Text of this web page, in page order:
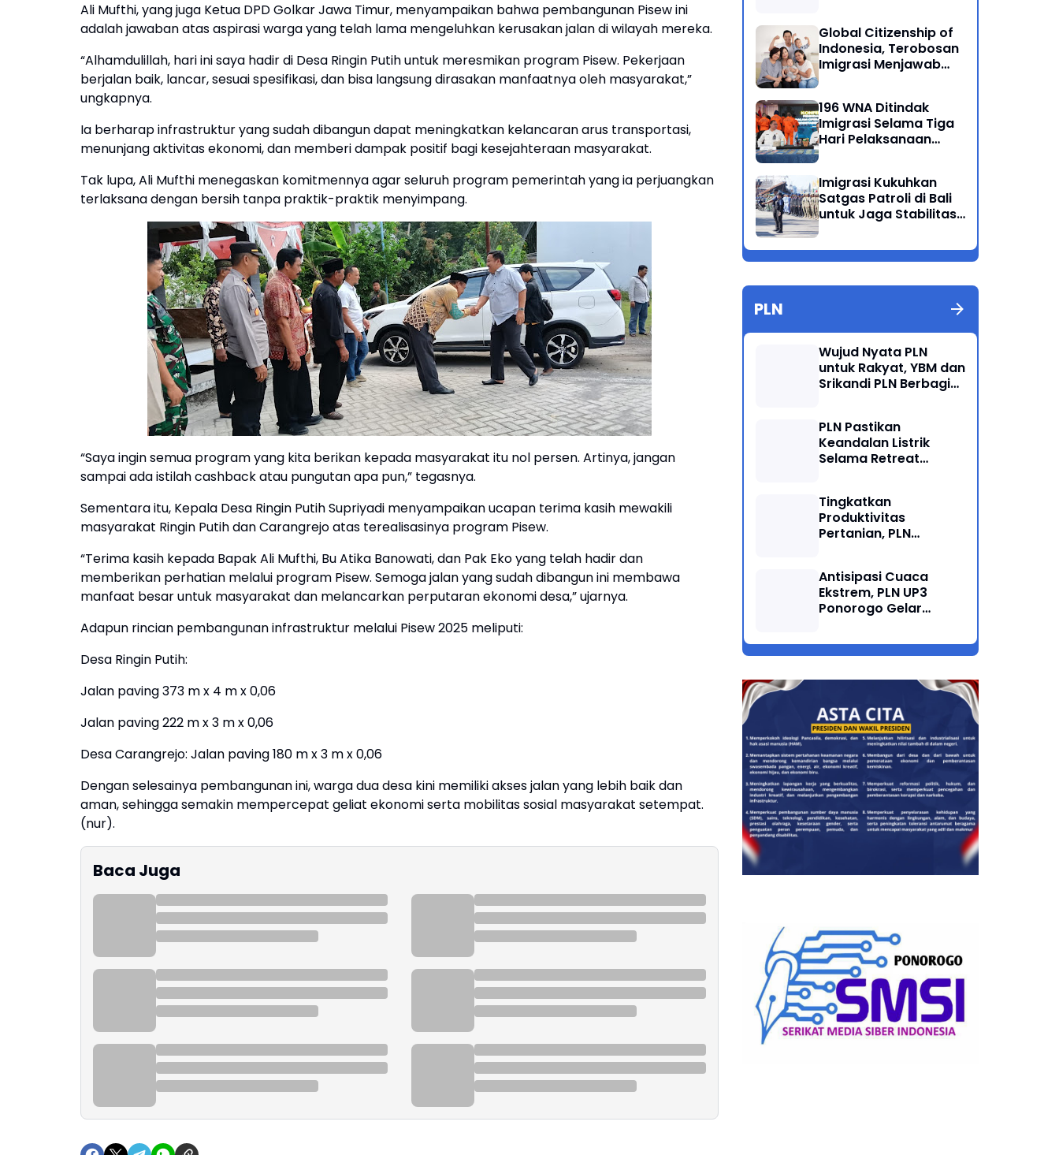
Ali Mufthi, yang juga Ketua DPD Golkar Jawa Timur, menyampaikan bahwa pembangunan Pisew ini
adalah jawaban atas aspirasi warga yang telah lama mengeluhkan kerusakan jalan di wilayah mereka.
“Alhamdulillah, hari ini saya hadir di Desa Ringin Putih untuk meresmikan program Pisew. Pekerjaan
berjalan baik, lancar, sesuai spesifikasi, dan bisa langsung dirasakan manfaatnya oleh masyarakat,”
ungkapnya.
Ia berharap infrastruktur yang sudah dibangun dapat meningkatkan kelancaran arus transportasi,
menunjang aktivitas ekonomi, dan memberi dampak positif bagi kesejahteraan masyarakat.
Tak lupa, Ali Mufthi menegaskan komitmennya agar seluruh program pemerintah yang ia perjuangkan
terlaksana dengan bersih tanpa praktik-praktik menyimpang.
“Saya ingin semua program yang kita berikan kepada masyarakat itu nol persen. Artinya, jangan
sampai ada istilah cashback atau pungutan apa pun,” tegasnya.
Sementara itu, Kepala Desa Ringin Putih Supriyadi menyampaikan ucapan terima kasih mewakili
masyarakat Ringin Putih dan Carangrejo atas terealisasinya program Pisew.
“Terima kasih kepada Bapak Ali Mufthi, Bu Atika Banowati, dan Pak Eko yang telah hadir dan
memberikan perhatian melalui program Pisew. Semoga jalan yang sudah dibangun ini membawa
manfaat besar untuk masyarakat dan melancarkan perputaran ekonomi desa,” ujarnya.
Adapun rincian pembangunan infrastruktur melalui Pisew 2025 meliputi:
Desa Ringin Putih:
Jalan paving 373 m x 4 m x 0,06
Jalan paving 222 m x 3 m x 0,06
Desa Carangrejo: Jalan paving 180 m x 3 m x 0,06
Dengan selesainya pembangunan ini, warga dua desa kini memiliki akses jalan yang lebih baik dan
aman, sehingga semakin mempercepat geliat ekonomi serta mobilitas sosial masyarakat setempat.
(nur).
Baca Juga
Global Citizenship of
Indonesia, Terobosan
Imigrasi Menjawab
196 WNA Ditindak
Imigrasi Selama Tiga
Hari Pelaksanaan
Imigrasi Kukuhkan
Satgas Patroli di Bali
untuk Jaga Stabilitas
Wilayah
PLN
Wujud Nyata PLN
untuk Rakyat, YBM dan
Srikandi PLN Berbagi
Anak Dhuafa
PLN Pastikan
Keandalan Listrik
Selama Retreat
Tingkatkan
Produktivitas
Pertanian, PLN
Listrik ke Desa
Ngrukem
Antisipasi Cuaca
Ekstrem, PLN UP3
Ponorogo Gelar
Penyulang Prigi
Trenggalek